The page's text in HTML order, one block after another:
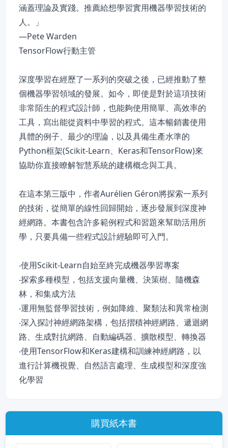
涵蓋理論及實踐。推薦給想學習實用機器學習技術的
人。」
—Pete Warden
TensorFlow行動主管
深度學習在經歷了一系列的突破之後，已經推動了整
個機器學習領域的發展。如今，即使是對於這項技術
非常陌生的程式設計師，也能夠使用簡單、高效率的
工具，寫出能從資料中學習的程式。這本暢銷書使用
具體的例子、最少的理論，以及具備生產水準的
Python框架(Scikit-Learn、Keras和TensorFlow)來
協助你直接瞭解智慧系統的建構概念與工具。
在這本第三版中，作者Aurélien Géron將探索一系列
的技術，從簡單的線性回歸開始，逐步發展到深度神
經網路。本書包含許多範例程式和習題來幫助活用所
學，只要具備一些程式設計經驗即可入門。
‧使用Scikit-Learn自始至終完成機器學習專案
‧探索多種模型，包括支援向量機、決策樹、隨機森
林，和集成方法
‧運用無監督學習技術，例如降維、聚類法和異常檢測
‧深入探討神經網路架構，包括摺積神經網路、遞迴網
路、生成對抗網路、自動編碼器、擴散模型、轉換器
‧使用TensorFlow和Keras建構和訓練神經網路，以
進行計算機視覺、自然語言處理、生成模型和深度強
化學習
購買紙本書